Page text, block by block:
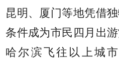
昆明、厦门等地凭借
条件成为市民四月出
哈尔滨飞往以上城